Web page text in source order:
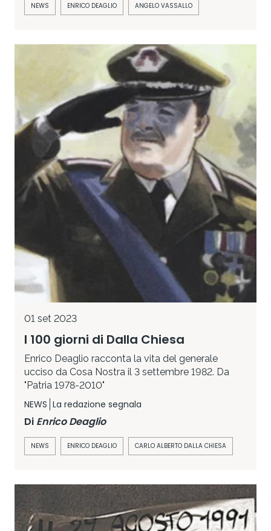
NEWS ENRICO DEAGLIO ANGELO VASSALLO
01 set 2023
I 100 giorni di Dalla Chiesa
Enrico Deaglio racconta la vita del generale
ucciso da Cosa Nostra il 3 settembre 1982. Da
"Patria 1978-2010"
NEWS La redazione segnala
Di Enrico Deaglio
NEWS ENRICO DEAGLIO CARLO ALBERTO DALLA CHIESA